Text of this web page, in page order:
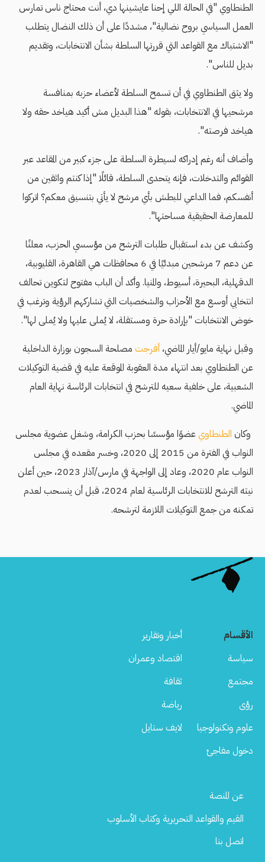
الطنطاوي "في الحالة اللي إحنا عايشينها دي، أنت محتاج ناس تمارس
العمل السياسي بروح نضالية"، مشددًا على أن ذلك النضال يتطلب
"الاشتباك مع القواعد التي قررتها السلطة بشأن الانتخابات، وتقديم
بديل للناس".
ولا يثق الطنطاوي في أن تسمح السلطة لأعضاء حزبه بمنافسة
مرشحيها في الانتخابات، بقوله "هذا البديل مش أكيد هياخد حقه ولا
هياخد فرصته".
وأضاف أنه رغم إدراكه لسيطرة السلطة على جزء كبير من المقاعد عبر
القوائم والتدخلات، فإنه يتحدى السلطة، قائلًا "إذا كنتم واثقين من
أنفسكم، فما الداعي للبطش بأي مرشح لا يأتي بتنسيق معكم؟ اتركوا
للمعارضة الحقيقية مساحتها".
وكشف عن بدء استقبال طلبات الترشح من مؤسسي الحزب، معلنًا
عن دعم 7 مرشحين مبدئيًا في 6 محافظات هي القاهرة، القليوبية،
الدقهلية، البحيرة، أسيوط، والمنيا. وأكد أن الباب مفتوح لتكوين تحالف
انتخابي أوسع مع الأحزاب والشخصيات التي تشاركهم الرؤية وترغب في
خوض الانتخابات "بإرادة حرة ومستقلة، لا يُملى عليها ولا يُملى لها".
وقبل نهاية مايو/أيار الماضي، أفرجت مصلحة السجون بوزارة الداخلية
عن الطنطاوي بعد انتهاء مدة العقوبة الموقعة عليه في قضية التوكيلات
الشعبية، على خلفية سعيه للترشح في انتخابات الرئاسة نهاية العام
الماضي.
وكان الطنطاويعضوًا مؤسسًا بحزب الكرامة، وشغل عضوية مجلس
النواب في الفترة من 2015 إلى 2020، وخسر مقعده في مجلس
النواب عام 2020، وعاد إلى الواجهة في مارس/آذار 2023، حين أعلن
نيته الترشح للانتخابات الرئاسية لعام 2024، قبل أن ينسحب لعدم
تمكنه من جمع التوكيلات اللازمة لترشحه.
الأقسام
أخبار وتقارير
سياسة
اقتصاد وعمران
مجتمع
ثقافة
رؤى
رياضة
علوم وتكنولوجيا
لايف ستايل
دخول مفاجئ
Footer
عن المنصة
القيم والقواعد التحريرية وكتاب الأسلوب
اتصل بنا